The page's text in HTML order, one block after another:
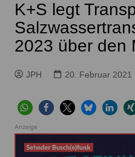
K+S legt
2023 über den
JPH 20. Februar 2021
Anzeige